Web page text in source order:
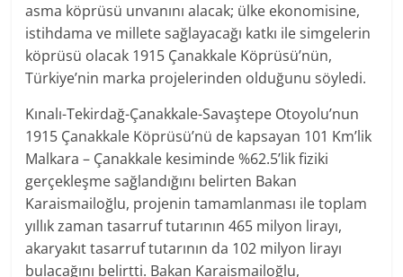
asma köprüsü unvanını alacak; ülke ekonomisine,
istihdama ve millete sağlayacağı katkı ile simgelerin
köprüsü olacak 1915 Çanakkale Köprüsü’nün,
Türkiye’nin marka projelerinden olduğunu söyledi.
Kınalı-Tekirdağ-Çanakkale-Savaştepe Otoyolu’nun
1915 Çanakkale Köprüsü’nü de kapsayan 101 Km’lik
Malkara – Çanakkale kesiminde %62.5’lik fiziki
gerçekleşme sağlandığını belirten Bakan
Karaismailoğlu, projenin tamamlanması ile toplam
yıllık zaman tasarruf tutarının 465 milyon lirayı,
akaryakıt tasarruf tutarının da 102 milyon lirayı
bulacağını belirtti. Bakan Karaismailoğlu,